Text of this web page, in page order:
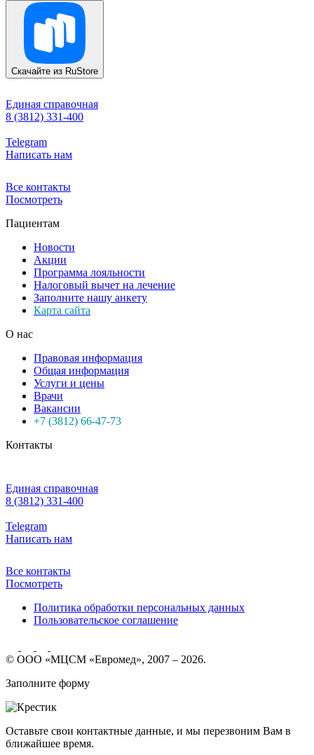
Скачайте из RuStore
Единая справочная
8 (3812) 331-400
Telegram
Написать нам
Все контакты
Посмотреть
Пациентам
Новости
Акции
Программа лояльности
Налоговый вычет на лечение
Заполните нашу анкету
Карта сайта
О нас
Правовая информация
Общая информация
Услуги и цены
Врачи
Вакансии
+7 (3812) 66-47-73
Контакты
Единая справочная
8 (3812) 331-400
Telegram
Написать нам
Все контакты
Посмотреть
Политика обработки персональных данных
Пользовательское соглашение
© ООО «МЦСМ «Евромед», 2007 – 2026.
Заполните форму
Оставьте свои контактные данные, и мы перезвоним Вам в
ближайшее время.